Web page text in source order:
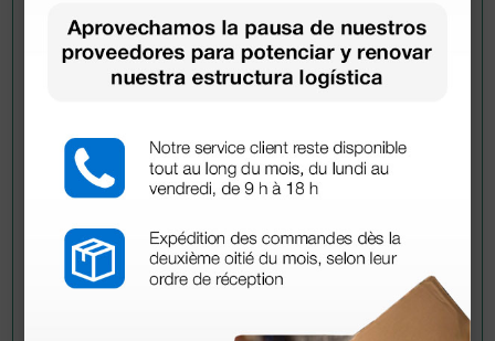
¿Todavía tienes alguna duda? ¿Necesitas más
información?
Envía ahora mismo tu pregunta a los colegas que ya